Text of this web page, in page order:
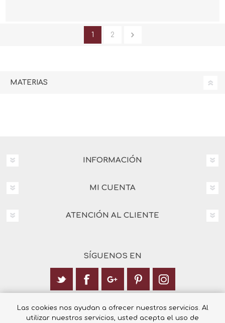
1 2
MATERIAS
INFORMACIÓN
MI CUENTA
ATENCIÓN AL CLIENTE
SÍGUENOS EN
Calle Italia 6, 03003 Alicante
Las cookies nos ayudan a ofrecer nuestros servicios. Al
utilizar nuestros servicios, usted acepta el uso de